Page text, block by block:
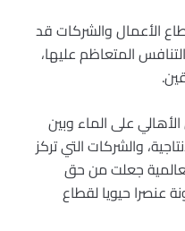
الأعمال والشركات قد
المتعاظم عليها،
على الماء وبين
والشركات التي تركز
جعلت من حق
عنصرا حيويا لقطاع